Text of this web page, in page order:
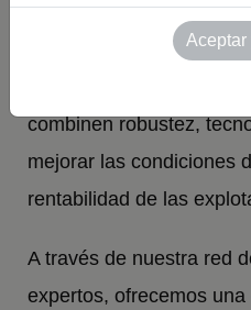
Con una trayectoria
sectores agrícola y
aportar soluciones de
combinen robustez,
mejorar las condiciones
rentabilidad de las
A través de nuestra red
expertos, ofrecemos
Aceptar